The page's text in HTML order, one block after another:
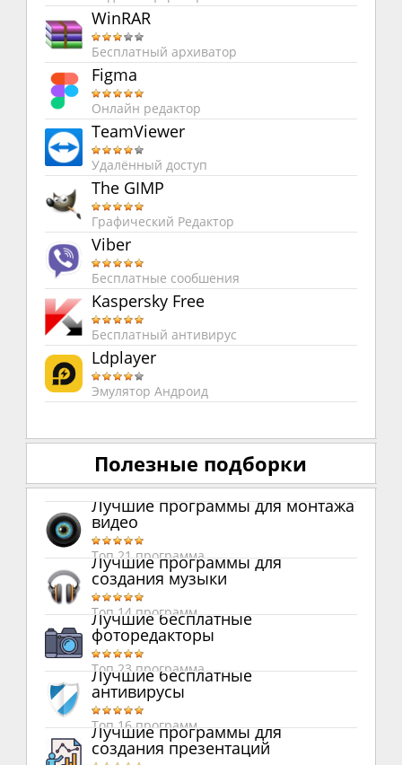
WinRAR
Бесплатный архиватор
Figma
Онлайн редактор
TeamViewer
Удалённый доступ
The GIMP
Графический Редактор
Viber
Бесплатные сообшения
Kaspersky Free
Бесплатный антивирус
Ldplayer
Эмулятор Андроид
Полезные подборки
Лучшие программы для монтажа
видео
Топ 21 программа
Лучшие программы для
создания музыки
Топ 14 программ
Лучшие бесплатные
фоторедакторы
Топ 23 программа
Лучшие бесплатные
антивирусы
Топ 16 программ
Лучшие программы для
создания презентаций